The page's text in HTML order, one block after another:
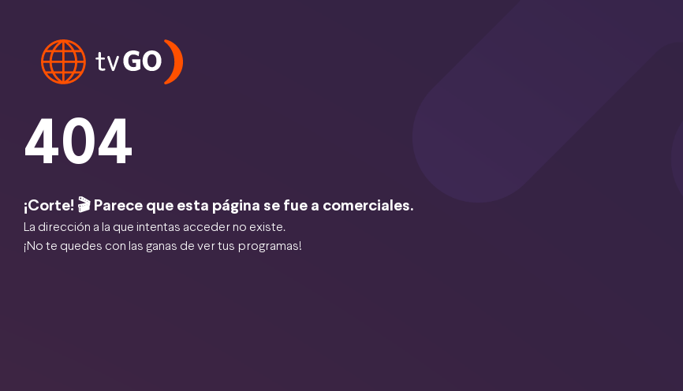
404
¡Corte! 🎬 Parece que esta página se fue a comerciales.
La dirección a la que intentas acceder no existe.
¡No te quedes con las ganas de ver tus programas!